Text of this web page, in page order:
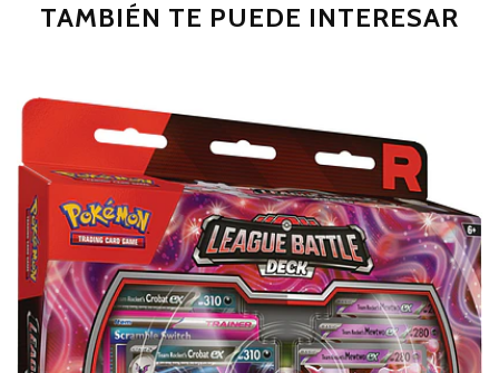
TAMBIÉN TE PUEDE INTERESAR